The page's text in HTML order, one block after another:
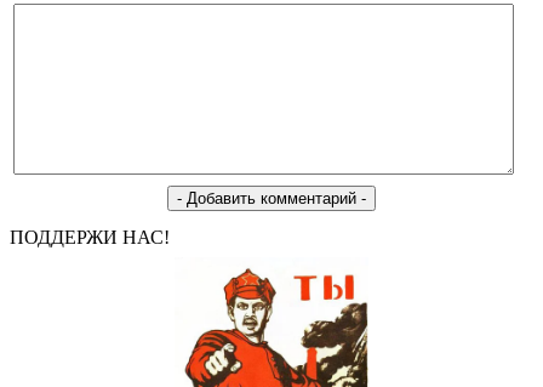
ПОДДЕРЖИ НАС!